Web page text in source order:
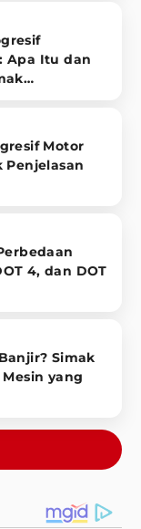
Apa Itu dan
Motor
Penjelasan
4, dan DOT
Simak
yang